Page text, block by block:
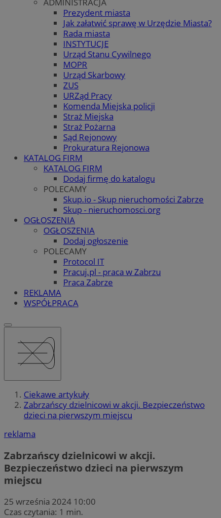
Prezydent miasta
Jak załatwić sprawę w Urzędzie Miasta?
Rada miasta
INSTYTUCJE
Urząd Stanu Cywilnego
MOPR
Urząd Skarbowy
ZUS
URZąd Pracy
Komenda Miejska policji
Straż Miejska
Straż Pożarna
Sąd Rejonowy
Prokuratura Rejonowa
KATALOG FIRM
KATALOG FIRM
Dodaj firmę do katalogu
POLECAMY
Skup.io - Skup nieruchomości Zabrze
Skup - nieruchomosci.org
OGŁOSZENIA
OGŁOSZENIA
Dodaj ogłoszenie
POLECAMY
Protocol IT
Pracuj.pl - praca w Zabrzu
Praca Zabrze
REKLAMA
WSPÓŁPRACA
Ciekawe artykuły
Zabrzańscy dzielnicowi w akcji. Bezpieczeństwo
dzieci na pierwszym miejscu
reklama
Zabrzańscy dzielnicowi w akcji.
Bezpieczeństwo dzieci na pierwszym
miejscu
25 września 2024 10:00
Czas czytania: 1 min.